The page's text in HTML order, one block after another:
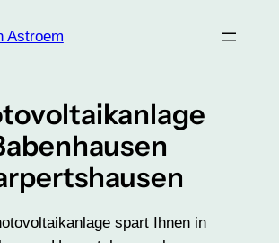
Astroem
spart Ihnen in